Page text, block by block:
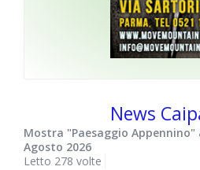
News
Mostra "Paesaggio Appennino"
Agosto 2026
Letto 278 volte